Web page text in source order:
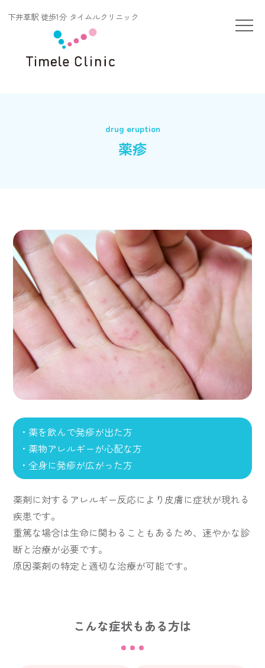
下井草駅 徒歩1分 タイムルクリニック
薬疹
・薬を飲んで発疹が出た方
・薬物アレルギーが心配な方
・全身に発疹が広がった方
薬剤に対するアレルギー反応により皮膚に症状が現れる
疾患です。
重篤な場合は生命に関わることもあるため、速やかな診
断と治療が必要です。
原因薬剤の特定と適切な治療が可能です。
こんな症状もある方は